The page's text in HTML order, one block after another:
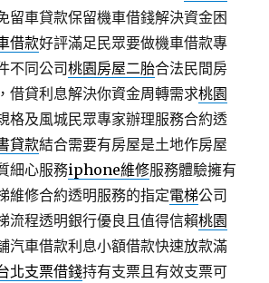
留車貸款保留機車借錢解決資金困
借款好評滿足民眾要做機車借款專
不同公司桃園房屋二胎合法民間房
借貸利息解決你資金周轉需求桃園
格及風城民眾專家辦理服務合約透
貸款結合需要有房屋是土地作房屋
細心服務iphone維修服務體驗擁有
維修合約透明服務的指定電梯公司
流程透明銀行優良且值得信賴桃園
汽車借款利息小額借款快速放款滿
北支票借錢持有支票且有效支票可